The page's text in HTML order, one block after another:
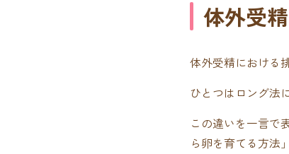
体外受
体外受精における
ひとつはロング法
この違いを一言で
ら卵を育てる方法